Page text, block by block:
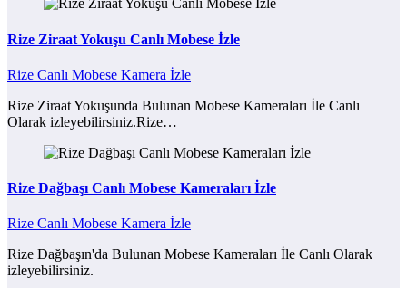
Rize Ziraat Yokuşu Canlı Mobese İzle
Rize Canlı Mobese Kamera İzle
Rize Ziraat Yokuşunda Bulunan Mobese Kameraları İle Canlı
Olarak izleyebilirsiniz.Rize…
Rize Dağbaşı Canlı Mobese Kameraları İzle
Rize Canlı Mobese Kamera İzle
Rize Dağbaşın'da Bulunan Mobese Kameraları İle Canlı Olarak
izleyebilirsiniz.